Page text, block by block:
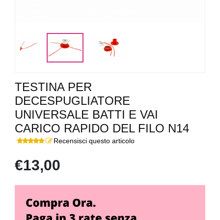
TESTINA PER
DECESPUGLIATORE
UNIVERSALE BATTI E VAI
CARICO RAPIDO DEL FILO N14
Recensisci questo articolo
€13,00